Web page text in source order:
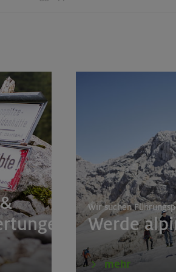
Allgäuer Alpen
Rätikon
Chiemgauer Alpen
Südlicher Frankenjura
München
Wir suchen
Werde
mehr